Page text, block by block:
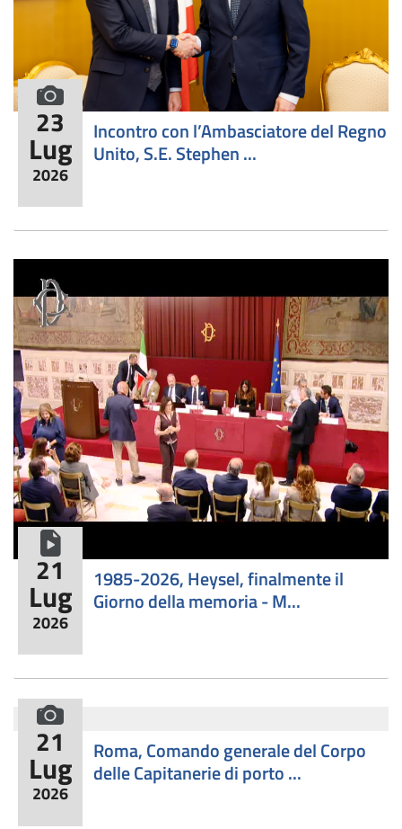
formato fotografico
23
Lug
2026
Incontro con l’Ambasciatore del Regno
Unito, S.E. Stephen ...
21
Lug
2026
​1985-2026, Heysel, finalmente il
Giorno della memoria - M...
formato fotografico
21
Lug
2026
Roma, Comando generale del Corpo
delle Capitanerie di porto ...